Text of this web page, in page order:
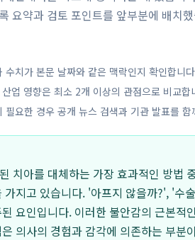
요약과 검토 포인트를 앞부분에 배치
수치가 본문 날짜와 같은 맥락인지 확인합니
업 영향은 최소 2개 이상의 관점으로 비교합
필요한 경우 공개 뉴스 검색과 기관 발표를 함
치아를 대체하는 가장 효과적인 방법
가지고 있습니다. '아프지 않을까?', '수
요인입니다. 이러한 불안감의 근본
의사의 경험과 감각에 의존하는 부분